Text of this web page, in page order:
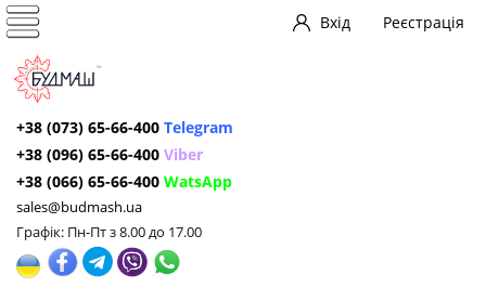
Вхід Реєстрація
+38 (073) 65-66-400 Telegram
+38 (096) 65-66-400 Viber
+38 (066) 65-66-400 WatsApp
sales@budmash.ua
Графік: Пн-Пт з 8.00 до 17.00